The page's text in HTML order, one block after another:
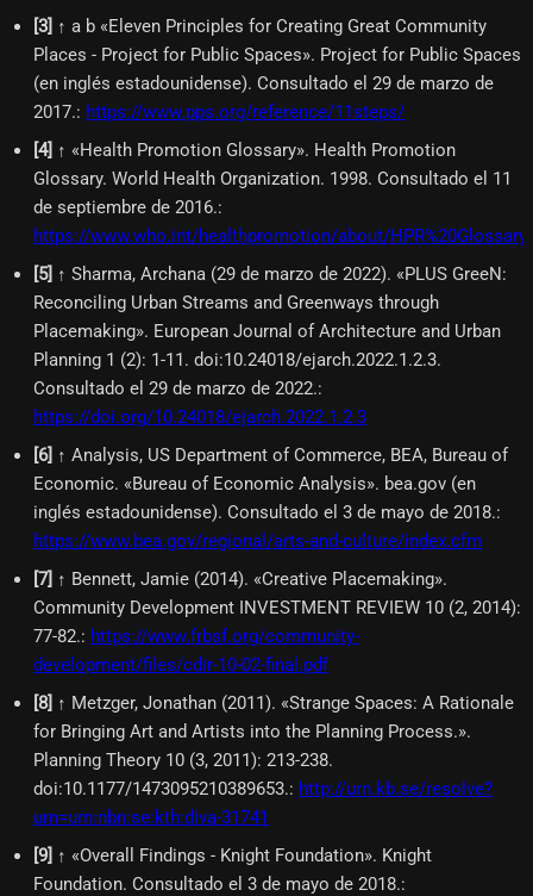
[3] ↑ a b «Eleven Principles for Creating Great Community
Places - Project for Public Spaces». Project for Public Spaces
(en inglés estadounidense). Consultado el 29 de marzo de
2017.: https://www.pps.org/reference/11steps/
[4] ↑ «Health Promotion Glossary». Health Promotion
Glossary. World Health Organization. 1998. Consultado el 11
de septiembre de 2016.:
https://www.who.int/healthpromotion/about/
[5] ↑ Sharma, Archana (29 de marzo de 2022). «PLUS GreeN:
Reconciling Urban Streams and Greenways through
Placemaking». European Journal of Architecture and Urban
Planning 1 (2): 1-11. doi:10.24018/ejarch.2022.1.2.3.
Consultado el 29 de marzo de 2022.:
https://doi.org/10.24018/ejarch.2022.1.2.3
[6] ↑ Analysis, US Department of Commerce, BEA, Bureau of
Economic. «Bureau of Economic Analysis». bea.gov (en
inglés estadounidense). Consultado el 3 de mayo de 2018.:
https://www.bea.gov/regional/arts-and-culture/index.cfm
[7] ↑ Bennett, Jamie (2014). «Creative Placemaking».
Community Development INVESTMENT REVIEW 10 (2, 2014):
77-82.: https://www.frbsf.org/community-
development/files/cdir-10-02-final.pdf
[8] ↑ Metzger, Jonathan (2011). «Strange Spaces: A Rationale
for Bringing Art and Artists into the Planning Process.».
Planning Theory 10 (3, 2011): 213-238.
doi:10.1177/1473095210389653.: http://urn.kb.se/resolve?
urn=urn:nbn:se:kth:diva-31741
[9] ↑ «Overall Findings - Knight Foundation». Knight
Foundation. Consultado el 3 de mayo de 2018.: